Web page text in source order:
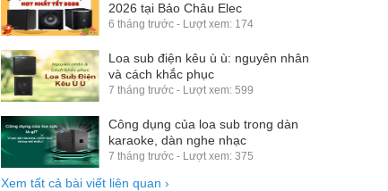
2026 tại Bảo Châu Elec
6 tháng trước - Lượt xem: 174
Loa sub điện kêu ù ù: nguyên nhân
và cách khắc phục
7 tháng trước - Lượt xem: 599
Công dụng của loa sub trong dàn
karaoke, dàn nghe nhạc
7 tháng trước - Lượt xem: 375
Xem tất cả bài viết liên quan ›